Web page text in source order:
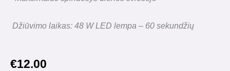
Džiūvimo laikas: 48 W LED lempa – 60 sekundžių
€12.00